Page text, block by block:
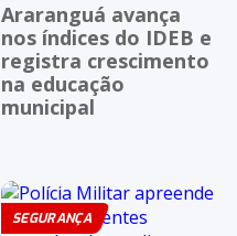
Araranguá avança
nos índices do IDEB e
registra crescimento
na educação
municipal
SEGURANÇA